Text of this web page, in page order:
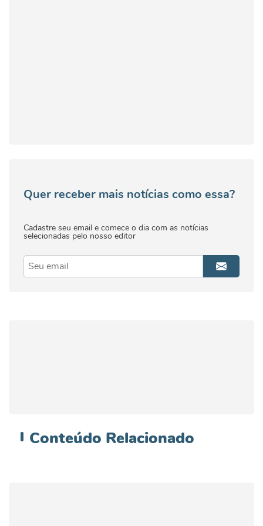
Quer receber mais notícias como essa?
Cadastre seu email e comece o dia com as notícias
selecionadas pelo nosso editor
Conteúdo Relacionado